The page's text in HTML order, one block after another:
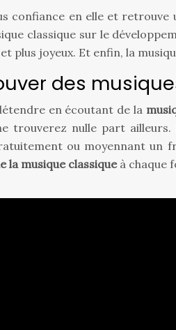
confiance en elle et retrouve
classique sur le
plus joyeux. Et enfin, la
des
en écoutant de la
trouverez nulle part
ou moyennant un
la musique classiqueà chaque